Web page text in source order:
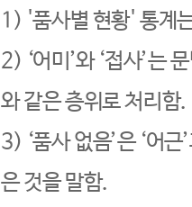
1) '품사별 현황' 통계
2) ‘어미’와 ‘접사’는
와 같은 층위로 처리함.
3) ‘품사 없음’은 ‘어
은 것을 말함.